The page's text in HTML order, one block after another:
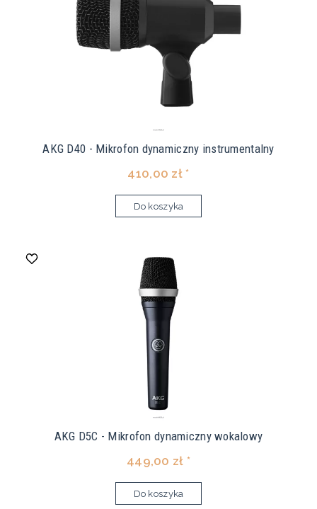
AKG D40 - Mikrofon dynamiczny instrumentalny
410,00 zł *
Do koszyka
AKG D5C - Mikrofon dynamiczny wokalowy
449,00 zł *
Do koszyka